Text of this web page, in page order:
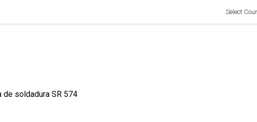
Select Country
soldadura SR 574